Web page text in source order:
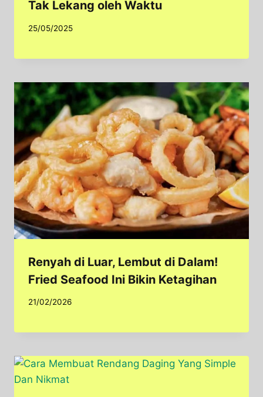
Tak Lekang oleh Waktu
25/05/2025
Renyah di Luar, Lembut di Dalam!
Fried Seafood Ini Bikin Ketagihan
21/02/2026